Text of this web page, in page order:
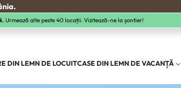
Urmează alte peste 40 locații. Vizitează-ne la șantier!
DIN LEMN DE LOCUITCASE DIN LEMN DE VACANȚĂ